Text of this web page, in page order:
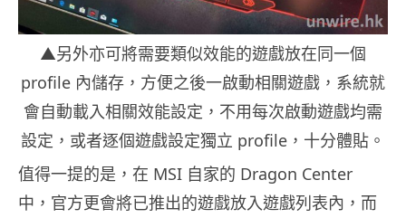
▲另外亦可將需要類似效能的遊戲放在同一個
profile 內儲存，方便之後一啟動相關遊戲，系統就
會自動載入相關效能設定，不用每次啟動遊戲均需
設定，或者逐個遊戲設定獨立 profile，十分體貼。
值得一提的是，在 MSI 自家的 Dragon Center
中，官方更會將已推出的遊戲放入遊戲列表內，而